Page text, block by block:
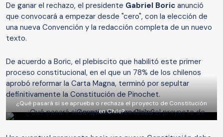
De ganar el rechazo, el presidente Gabriel Boric anunció
que convocará a empezar desde "cero", con la elección de
una nueva Convención y la redacción completa de un nuevo
texto.
De acuerdo a Boric, el plebiscito que habilitó este primer
proceso constitucional, en el que un 78% de los chilenos
aprobó reformar la Carta Magna, terminó por sepultar
definitivamente la Constitución de Pinochet.
¿Qué pasará si se aprueba o rechaza el proyecto de Constitución
en Chile?